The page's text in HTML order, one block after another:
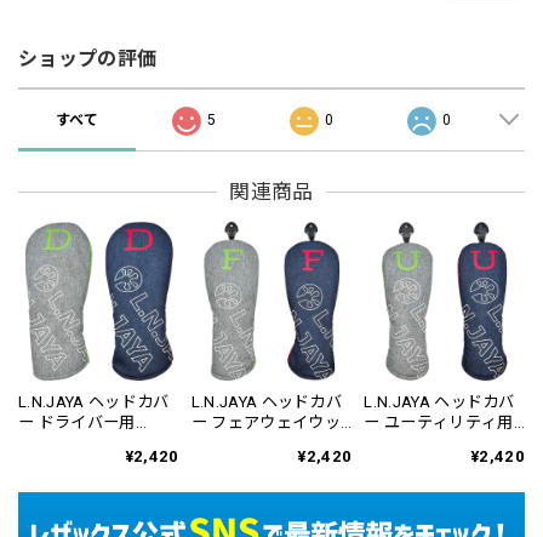
ショップの評価
すべて 5 0 0
関連商品
L.N.JAYA ヘッドカバ
ー ドライバー用
¥2,420
L.N.JAYA ヘッドカバ
ー フェアウェイウッ
¥2,420
L.N.JAYA ヘッドカバ
ー ユーティリティ用
¥2,420